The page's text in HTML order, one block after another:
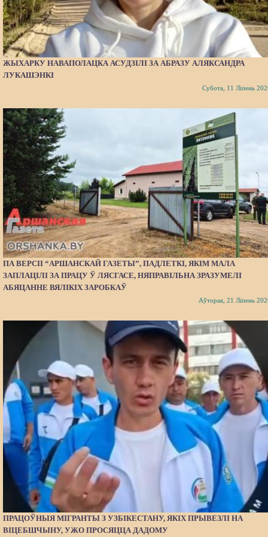
ЖЫХАРКУ НАВАПОЛАЦКА АСУДЗІЛІ ЗА АБРАЗУ АЛЯКСАНДРА
ЛУКАШЭНКІ
Субота, 11 Ліпень
ПА ВЕРСІІ “АРШАНСКАЙ ГАЗЕТЫ”, ПАДЛЕТКІ, ЯКІМ МАЛА
ЗАПЛАЦІЛІ ЗА ПРАЦУ Ў ЛЯСГАСЕ, НЯПРАВІЛЬНА ЗРАЗУМЕЛІ
АБЯЦАННЕ ВЯЛІКІХ ЗАРОБКАЎ
Аўторак, 21 Ліпень
ПРАЦОЎНЫЯ МІГРАНТЫ З УЗБІКЕСТАНУ, ЯКІХ ПРЫВЕЗЛІ НА
ВІЦЕБШЧЫНУ, УЖО ПРОСЯЦЦА ДАДОМУ